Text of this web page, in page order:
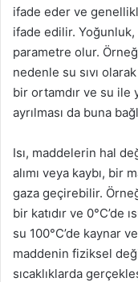
ifade eder ve
ifade edilir.
parametre olur.
nedenle su sıvı
bir ortamdır ve su ile
ayrılması da buna
Isı, maddelerin hal
alımı veya kaybı, bir
gaza geçirebilir.
bir katıdır ve 0°C’de
su 100°C’de kaynar
maddenin fiziksel
sıcaklıklarda